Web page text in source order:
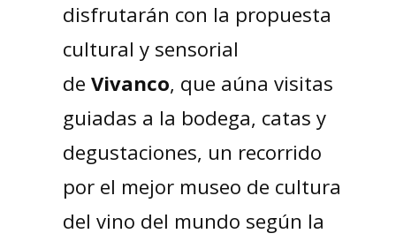
disfrutarán con la propuesta
cultural y sensorial
de Vivanco, que aúna visitas
guiadas a la bodega, catas y
degustaciones, un recorrido
por el mejor museo de cultura
del vino del mundo según la